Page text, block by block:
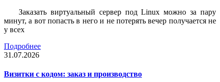
Заказать виртуальный сервер под Linux можно за пару
минут, а вот попасть в него и не потерять вечер получается не
у всех
Подробнее
31.07.2026
Визитки c кодом: заказ и производство